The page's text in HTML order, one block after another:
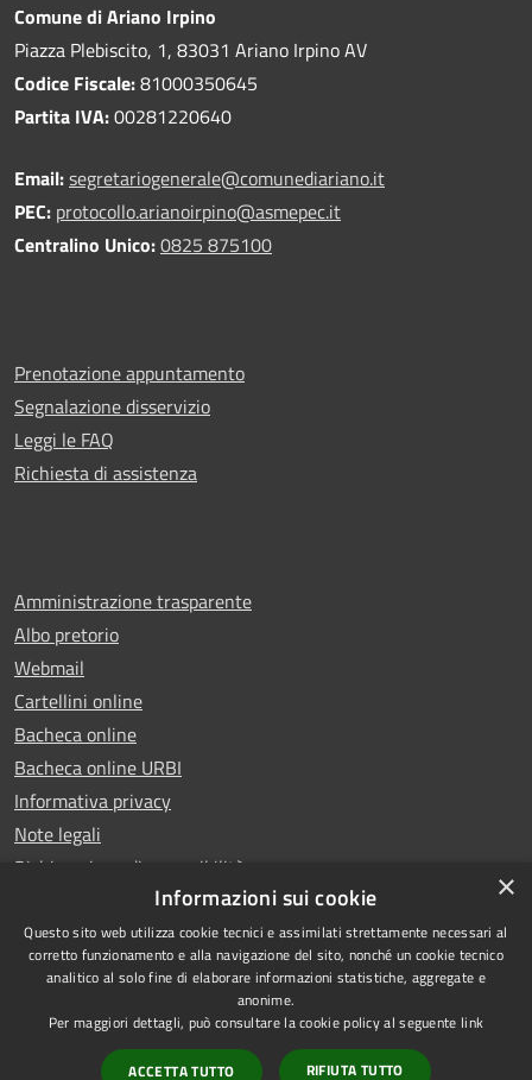
Comune di Ariano Irpino
Piazza Plebiscito, 1, 83031 Ariano Irpino AV
Codice Fiscale:81000350645
Partita IVA:00281220640
Email:segretariogenerale@comunediariano.it
PEC: protocollo.arianoirpino@asmepec.it
Centralino Unico:0825 875100
Prenotazione appuntamento
Segnalazione disservizio
Leggi le FAQ
Richiesta di assistenza
Amministrazione trasparente
Albo pretorio
Webmail
Cartellini online
Bacheca online
Bacheca online URBI
Informativa privacy
Note legali
Dichiarazione di accessibilità
RSS
Accessibilità
Copyright © 2025 Comune di
Ariano Irpino
Powered byMunicipium
×
Informazioni sui cookie
Questo sito web utilizza cookie tecnici e assimilati strettamente necessari al
corretto funzionamento e alla navigazione del sito, nonché un cookie tecnico
analitico al solo fine di elaborare informazioni statistiche, aggregate e
anonime.
Per maggiori dettagli, può consultare la cookie policy al seguente link
ACCETTA TUTTO RIFIUTA TUTTO